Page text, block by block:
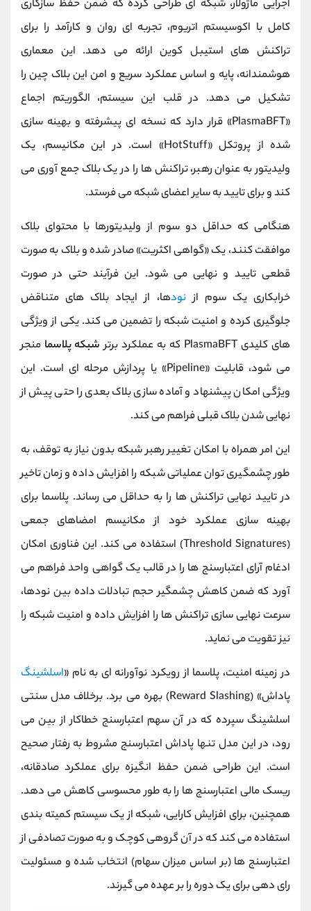
اجرایی ماژولار، شبکه ‌ای طراحی کرده که ضمن حفظ سازگاری
کامل با اکوسیستم اتریوم، تجربه ‌ای روان و کارآمد را برای
تراکنش‌ های استیبل ‌کوین ارائه می ‌دهد. این معماری
هوشمندانه، پایه و اساس عملکرد سریع و امن این بلاک ‌چین را
تشکیل می‌ دهد. در قلب این سیستم، الگوریتم اجماع
«PlasmaBFT» قرار دارد که نسخه ‌ای پیشرفته و بهینه‌ سازی
شده از پروتکل «HotStuff» است. در این مکانیسم، یک
ولیدیتور به عنوان رهبر، تراکنش ‌ها را در یک بلاک جمع ‌آوری می
کند و برای تایید به سایر اعضای شبکه می ‌فرستد.
هنگامی که حداقل دو سوم از ولیدیتورها با محتوای بلاک
موافقت کنند، یک «گواهی اکثریت» صادر شده و بلاک به صورت
قطعی تایید و نهایی می ‌شود. این فرآیند حتی در صورت
خرابکاری یک سوم ازنودها، از ایجاد بلاک ‌های متناقض
جلوگیری کرده و امنیت شبکه را تضمین می کند. یکی از ویژگی
‌های کلیدی PlasmaBFT که به عملکرد برتر
شبکه پلاسما منجر
می ‌شود، قابلیت «Pipeline» یا پردازش مرحله ‌ای است. این
ویژگی امکان پیشنهاد و آماده ‌سازی بلاک بعدی را حتی پیش از
نهایی شدن بلاک قبلی فراهم می کند.
این امر همراه با امکان تغییر رهبر شبکه بدون نیاز به توقف، به
طور چشمگیری توان عملیاتی شبکه را افزایش داده و زمان تاخیر
در تایید نهایی تراکنش ‌ها را به حداقل می ‌رساند. پلاسما برای
بهینه‌ سازی عملکرد خود از مکانیسم امضاهای جمعی
(Threshold Signatures) استفاده می کند. این فناوری امکان
ادغام آرای اعتبارسنج ‌ها را در قالب یک گواهی واحد فراهم می
‌آورد که ضمن کاهش چشمگیر حجم تبادلات داده بین نودها،
سرعت نهایی ‌سازی تراکنش ‌ها را افزایش داده و امنیت شبکه را
نیز تقویت می ‌نماید.
در زمینه امنیت، پلاسما از رویکرد نوآورانه ‌ای به نام «اسلشینگ
پاداش» (Reward Slashing) بهره می ‌برد. برخلاف مدل سنتی
اسلشینگ سپرده که در آن سهم اعتبارسنج خطاکار از بین می
‌رود، در این مدل تنها پاداش اعتبارسنج مشروط به رفتار صحیح
است. این طراحی ضمن حفظ انگیزه برای عملکرد صادقانه،
ریسک مالی اعتبارسنج ‌ها را به طور محسوسی کاهش می ‌دهد.
همچنین، برای افزایش کارایی، شبکه از یک سیستم کمیته‌ بندی
استفاده می کند که در آن گروهی کوچک و به ‌صورت تصادفی از
اعتبارسنج‌ ها (بر اساس میزان سهام) انتخاب شده و مسئولیت
رای ‌دهی برای یک دوره را بر عهده می گیرند.